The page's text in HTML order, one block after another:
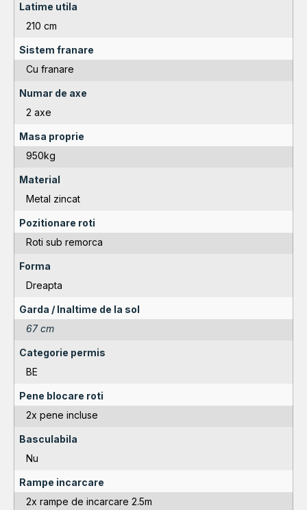
Latime utila
210 cm
Sistem franare
Cu franare
Numar de axe
2 axe
Masa proprie
950kg
Material
Metal zincat
Pozitionare roti
Roti sub remorca
Forma
Dreapta
Garda / Inaltime de la sol
67 cm
Categorie permis
BE
Pene blocare roti
2x pene incluse
Basculabila
Nu
Rampe incarcare
2x rampe de incarcare 2.5m